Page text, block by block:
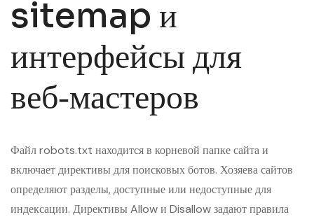
sitemap и
интерфейсы для
веб‑мастеров
Файл robots.txt находится в корневой папке сайта и
включает директивы для поисковых ботов. Хозяева сайтов
определяют разделы, доступные или недоступные для
индексации. Директивы Allow и Disallow задают правила